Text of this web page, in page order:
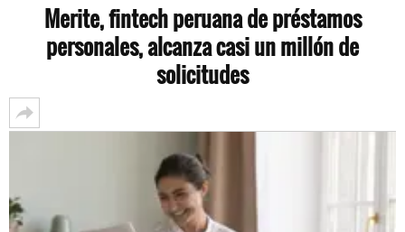
Merite, fintech peruana de préstamos
personales, alcanza casi un millón de
solicitudes